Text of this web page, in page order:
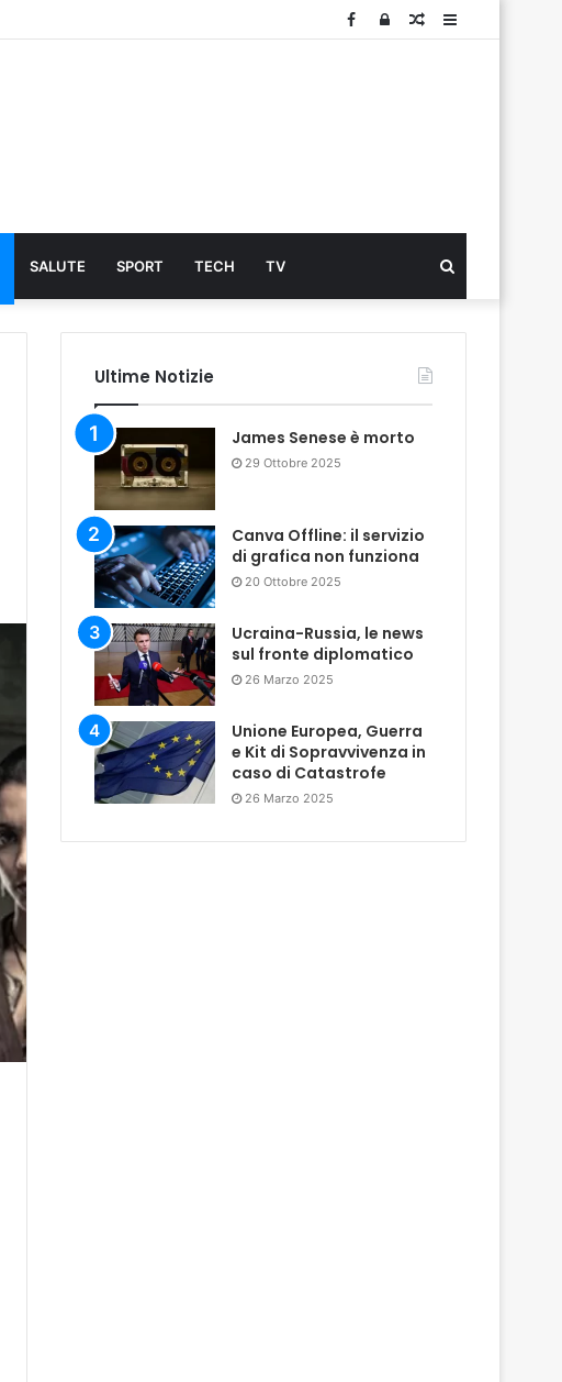
Sidebar
Articolo
Log
Facebook
SALUTE SPORT TECH TV
...
Ultime Notizie
James Senese è morto
29 Ottobre 2025
Canva Offline: il servizio
di grafica non funziona
20 Ottobre 2025
Ucraina-Russia, le news
sul fronte diplomatico
26 Marzo 2025
Unione Europea, Guerra
e Kit di Sopravvivenza in
caso di Catastrofe
26 Marzo 2025